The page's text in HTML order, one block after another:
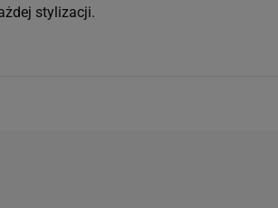
stylizacji.